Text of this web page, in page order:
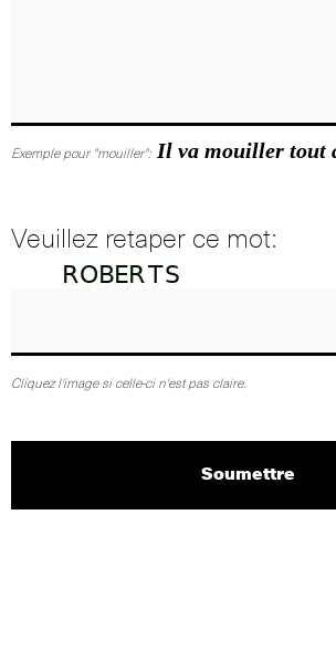
Exemple pour "mouiller": Il va mouiller tout
Veuillez retaper ce mot:
Cliquez l'image si celle-ci n'est pas claire.
Soumettre